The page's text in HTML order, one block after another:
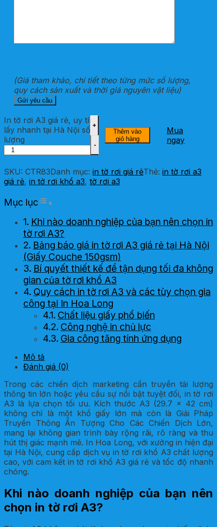
(Giá tham khảo, chi tiết theo từng mức số lượng,
quy cách sản xuất và thời giá nguyên vật liệu)
In tờ rơi A3 giá rẻ, uy tín,
lấy nhanh tại Hà Nội số
lượng
Thêm vào
giỏ hàng
Mua
ngay
SKU: CTR83Danh mục: in tờ rơi giá rẻThẻ: in tờ rơi a3
giá rẻ, in tờ rơi khổ a3, tờ rơi a3
Mục lục Toggle Table of Content
Khi nào doanh nghiệp của bạn nên chọn in
tờ rơi A3?
Bảng báo giá in tờ rơi A3 giá rẻ tại Hà Nội
(Giấy Couche 150gsm)
Bí quyết thiết kế để tận dụng tối đa không
gian của tờ rơi khổ A3
Quy cách in tờ rơi A3 và các tùy chọn gia
công tại In Hoa Long
Chất liệu giấy phổ biến
Công nghệ in chủ lực
Gia công tăng tính ứng dụng
Mô tả
Đánh giá (0)
Trong các chiến dịch marketing cần truyền tải lượng
thông tin lớn hoặc yêu cầu sự nổi bật tuyệt đối, in tờ rơi
A3 là lựa chọn tối ưu. Kích thước A3 (29.7 x 42 cm)
không chỉ là một khổ giấy lớn mà còn là Giải Pháp
Truyền Thông Ấn Tượng Cho Các Chiến Dịch Lớn,
mang lại không gian trình bày rộng rãi, rõ ràng và thu
hút thị giác mạnh mẽ. In Hoa Long, với xưởng in hiện đại
tại Hà Nội, cung cấp dịch vụ in tờ rơi khổ A3 chất lượng
cao, với cam kết in tờ rơi khổ A3 giá rẻ và tốc độ nhanh
chóng.
Khi nào doanh nghiệp của bạn nên
chọn in tờ rơi A3?